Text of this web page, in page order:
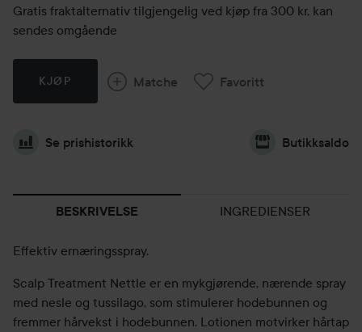
Gratis fraktalternativ tilgjengelig ved kjøp fra 300 kr, kan
sendes omgående
KJØP Matche Favoritt
Se prishistorikk Butikksaldo
BESKRIVELSE INGREDIENSER
Effektiv ernæringsspray.
Scalp Treatment Nettle er en mykgjørende, nærende spray
med nesle og tussilago, som stimulerer hodebunnen og
fremmer hårvekst i hodebunnen. Lotionen motvirker hårtap